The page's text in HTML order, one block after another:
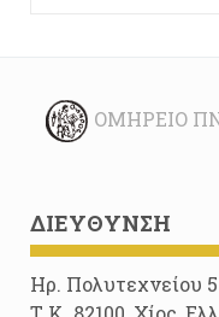
ΟΜΉΡΕΙΟ
ΔΙΕΎΘΥΝΣΗ
Ηρ. Πολυτεχνείου 5